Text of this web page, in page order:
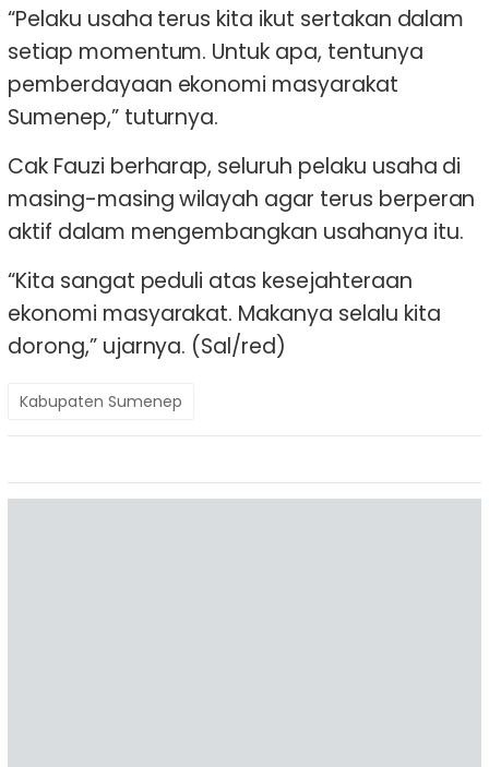
“Pelaku usaha terus kita ikut sertakan dalam
setiap momentum. Untuk apa, tentunya
pemberdayaan ekonomi masyarakat
Sumenep,” tuturnya.
Cak Fauzi berharap, seluruh pelaku usaha di
masing-masing wilayah agar terus berperan
aktif dalam mengembangkan usahanya itu.
“Kita sangat peduli atas kesejahteraan
ekonomi masyarakat. Makanya selalu kita
dorong,” ujarnya. (Sal/red)
Kabupaten Sumenep